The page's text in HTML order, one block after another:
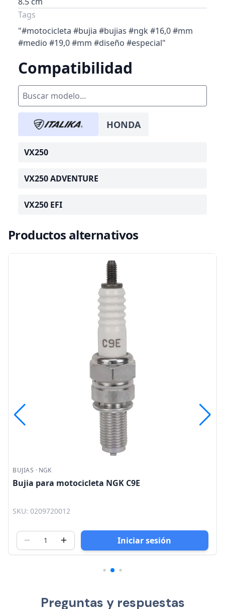
Tags
"#motocicleta #bujia #bujias #ngk #16,0 #mm
#medio #19,0 #mm #diseño #especial"
Compatibilidad
HONDA
VX250
VX250 ADVENTURE
VX250 EFI
Productos alternativos
BUJIAS · NGK
Bujia para motocicleta NGK C9E
SKU: 0209720012
Iniciar sesión
Preguntas y respuestas